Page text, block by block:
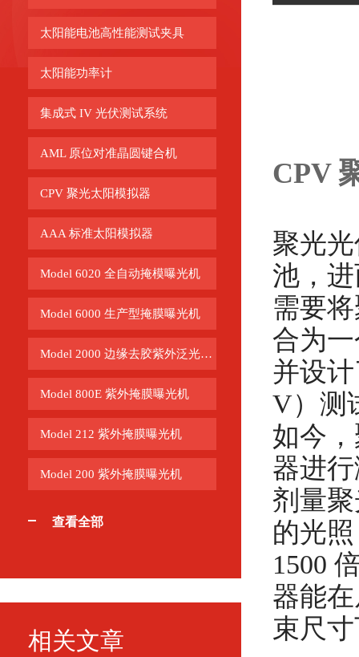
太阳能电池高性能测试夹具
太阳能功率计
集成式 IV 光伏测试系统
AML 原位对准晶圆键合机
CPV 聚光太阳模拟器
AAA 标准太阳模拟器
Model 6020 全自动掩模曝光机
Model 6000 生产型掩膜曝光机
Model 2000 边缘去胶紫外泛光曝光机
Model 800E 紫外掩膜曝光机
Model 212 紫外掩膜曝光机
Model 200 紫外掩膜曝光机
查看全部
相关文章
CPV
聚光
池，
需要
合为
并设
V）测
如今
器进
剂量
的光
1500
器能
束尺